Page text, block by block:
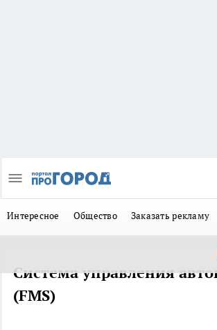
Интересное Общество Заказать рекламу
Система управления
(FMS)